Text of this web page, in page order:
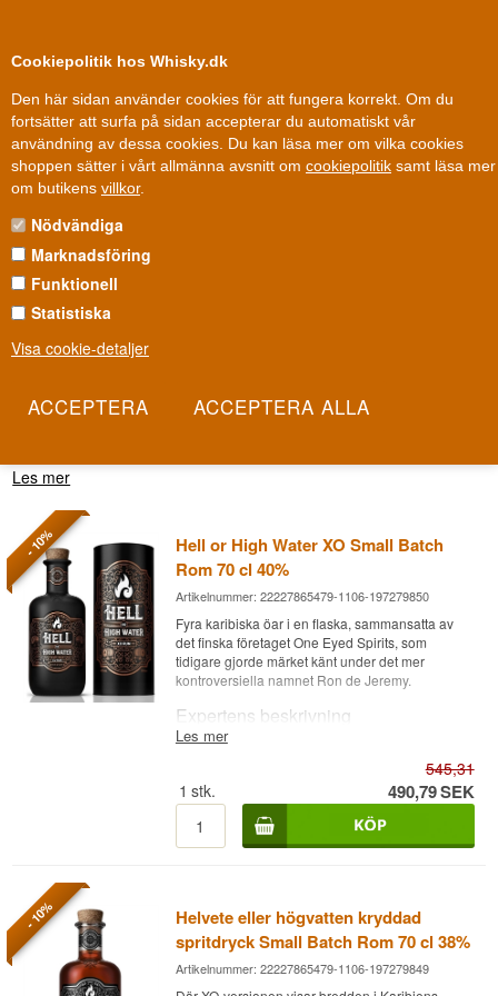
Cookiepolitik hos Whisky.dk
Den här sidan använder cookies för att fungera korrekt. Om du
fortsätter att surfa på sidan accepterar du automatiskt vår
användning av dessa cookies. Du kan läsa mer om vilka cookies
shoppen sätter i vårt allmänna avsnitt om cookiepolitik samt läsa mer
om butikens villkor.
Nödvändiga
Marknadsföring
Funktionell
Statistiska
Visa cookie-detaljer
Fri leverans Fri frakt vid 899 dkk
Rom»Destillerier / Romhus
HELVETE ELLER HÖGVATTEN
ROM
"Come hell or high water" betyder att göra allt för att nå sitt mål,
bättre än de flesta, efter att en brand i produktionsanläggningen
överlevde motgången och kom starkare ut på andra sidan,
Les mer
- 10%
Hell or High Water XO Small Batch
Rom 70 cl 40%
Artikelnummer: 22227865479-1106-197279850
Fyra karibiska öar i en flaska, sammansatta av
det finska företaget One Eyed Spirits, som
tidigare gjorde märket känt under det mer
kontroversiella namnet Ron de Jeremy.
Expertens beskrivning
blandning från Barbados, Trinidad, Jamaica och
Guyana sammansatt av One Eyed Spirits, lagrad
upp till 15 år på ex-bourbonfat och buteljerad vid
40%.
XO-versionen är husets ambitiösa flaggskepp, en
blandning av handplockade, superpremium pot-
och kolonndestillerade rom från fyra olika
karibiska öar, som tillsammans visar bredden i
regionens romtraditioner. Blandningen vann
Les mer
545,31
1 stk. 490,79SEK
- 10%
Helvete eller högvatten kryddad
spritdryck Small Batch Rom 70 cl 38%
Artikelnummer: 22227865479-1106-197279849